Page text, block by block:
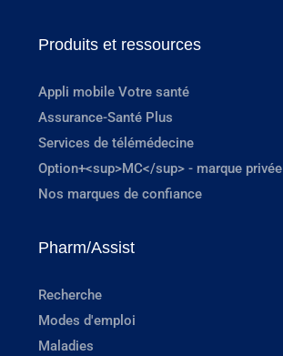
Produits et ressources
Appli mobile Votre santé
Assurance-Santé Plus
Services de télémédecine
Option+<sup>MC</sup> - marque privée
Nos marques de confiance
Pharm/Assist
Recherche
Modes d'emploi
Maladies